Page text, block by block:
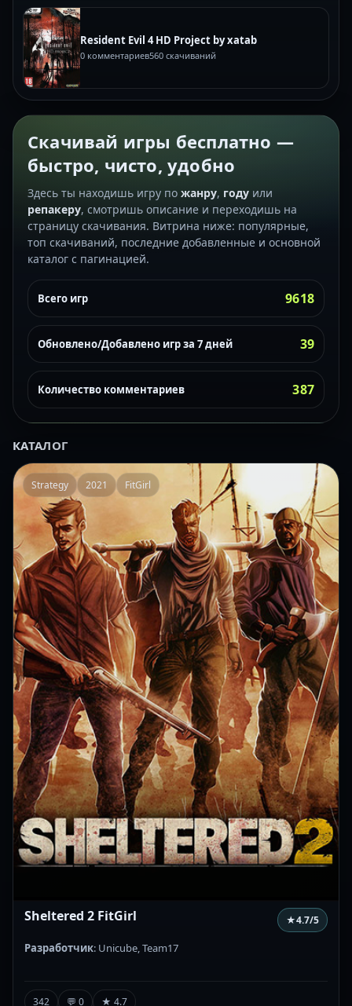
Resident Evil 4 HD Project by xatab
0 комментариев560 скачиваний
Скачивай игры бесплатно —
быстро, чисто, удобно
Здесь ты находишь игру по жанру, году или
репакеру, смотришь описание и переходишь на
страницу скачивания. Витрина ниже: популярные,
топ скачиваний, последние добавленные и основной
каталог с пагинацией.
Всего игр 9618
Обновлено/Добавлено игр за 7 дней 39
Количество комментариев 387
КАТАЛОГ
Strategy 2021 FitGirl
Sheltered 2 FitGirl ★4.7/5
Разработчик: Unicube, Team17
342 💬 0 ★ 4.7